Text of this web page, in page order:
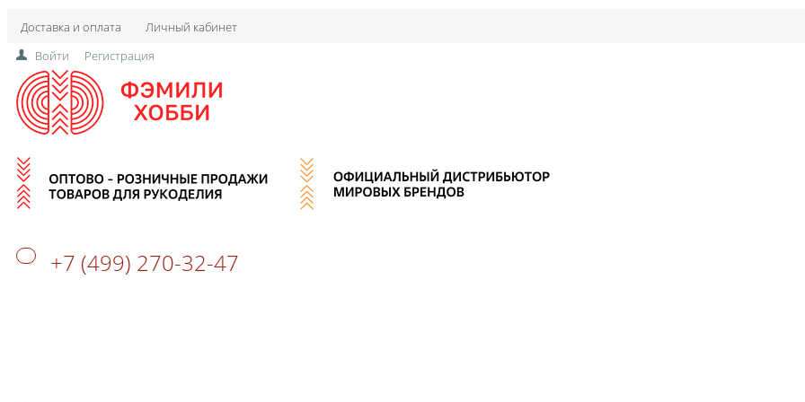
Доставка и оплата Личный кабинет
Войти Регистрация
+7 (499) 270-32-47